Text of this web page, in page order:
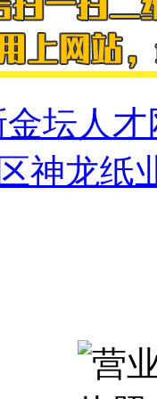
金坛人才
神龙纸